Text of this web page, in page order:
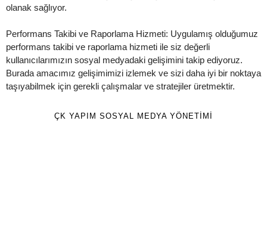
olanak sağlıyor.
Performans Takibi ve Raporlama Hizmeti: Uygulamış olduğumuz
performans takibi ve raporlama hizmeti ile siz değerli
kullanıcılarımızın sosyal medyadaki gelişimini takip ediyoruz.
Burada amacımız gelişimimizi izlemek ve sizi daha iyi bir noktaya
taşıyabilmek için gerekli çalışmalar ve stratejiler üretmektir.
ÇK YAPIM SOSYAL MEDYA YÖNETIMI